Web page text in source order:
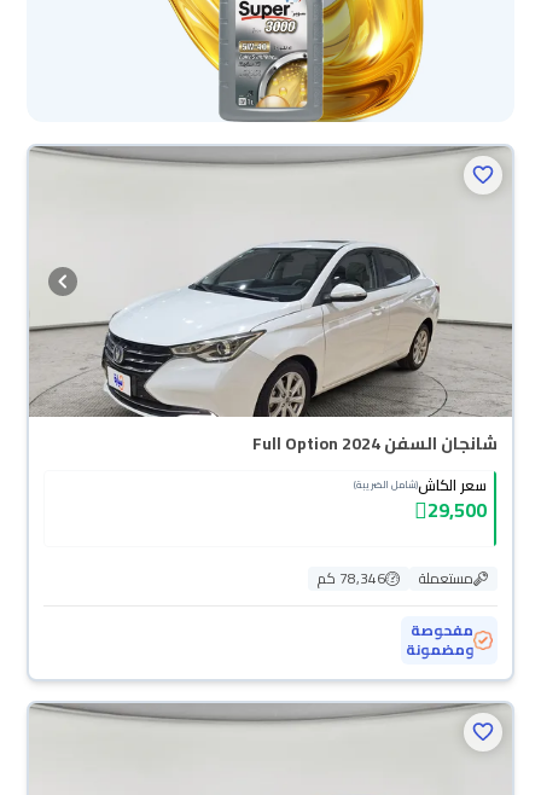
شانجان السفن Full Option 2024
سعر الكاش(شامل الضريبة)
29,500
مستعملة
78,346 كم
مفحوصة
ومضمونة
محجوزة